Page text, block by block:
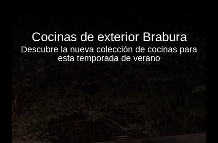
Cocinas de exterior Brabura
Descubre la nueva colección de cocinas para
esta temporada de verano